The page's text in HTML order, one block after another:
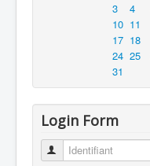
3
4
10 11
17 18
24 25
31
Login Form
Identifiant